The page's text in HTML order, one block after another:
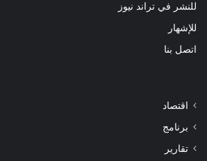
للنشر في تراند نيوز
للإشهار
اتصل بنا
اقتصاد
برنامج
تقارير